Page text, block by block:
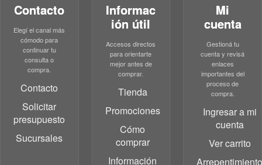
Contacto
Elegí el canal más
cómodo para
continuar tu
consulta o
compra.
Contacto
Solicitar
presupuesto
Sucursales
Informac
ión útil
Accesos directos
para orientarte
mejor antes de
comprar.
Tienda
Promociones
Cómo
comprar
Información
Mi
cuenta
Gestioná tu
cuenta y revisá
enlaces
importantes del
proceso de
compra.
Ingresar a mi
cuenta
Ver carrito